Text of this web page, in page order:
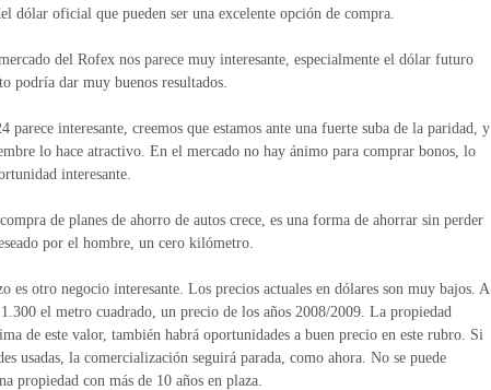
dólar oficial que pueden ser una excelente opción de compra.
del Rofex nos parece muy interesante, especialmente el dólar futuro
podría dar muy buenos resultados.
interesante, creemos que estamos ante una fuerte suba de la paridad, y
lo hace atractivo. En el mercado no hay ánimo para comprar bonos, lo
interesante.
de planes de ahorro de autos crece, es una forma de ahorrar sin perder
por el hombre, un cero kilómetro.
es otro negocio interesante. Los precios actuales en dólares son muy bajos. A
el metro cuadrado, un precio de los años 2008/2009. La propiedad
de este valor, también habrá oportunidades a buen precio en este rubro. Si
usadas, la comercialización seguirá parada, como ahora. No se puede
propiedad con más de 10 años en plaza.